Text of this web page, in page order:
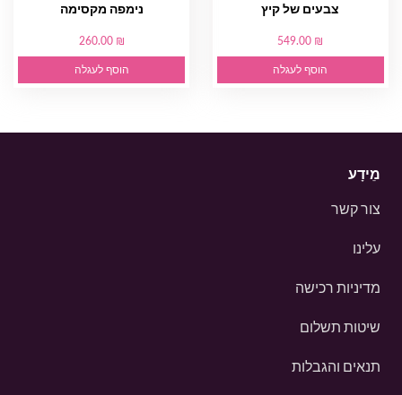
צבעים של קיץ
549.00 ₪
הוסף לעגלה
נימפה מקסימה
260.00 ₪
הוסף לעגלה
מֵידָע
צור קשר
עלינו
מדיניות רכישה
שיטות תשלום
תנאים והגבלות